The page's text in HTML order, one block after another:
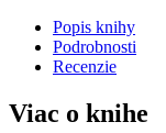
Popis knihy
Podrobnosti
Recenzie
Viac o knihe